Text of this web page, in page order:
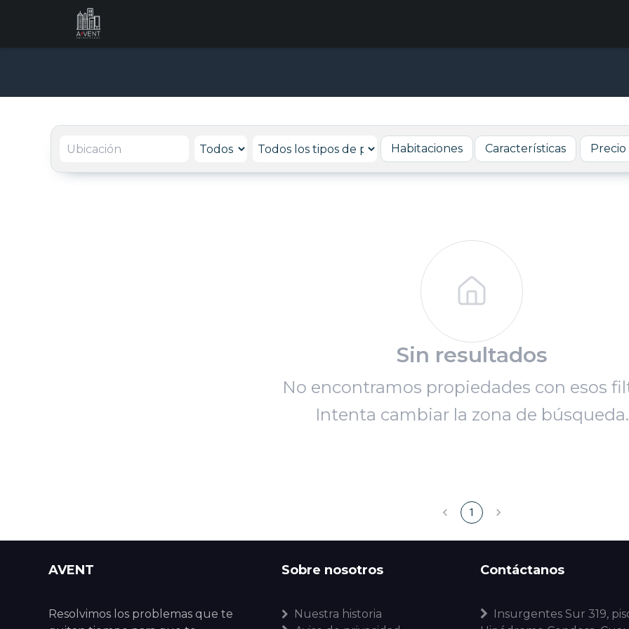
Precio
Habitaciones Características
Sin resultados
No encontramos propiedades con esos
Intenta cambiar la zona de búsqueda.
1
AVENT
Resolvimos los problemas que te
Sobre nosotros
Nuestra historia
Contáctanos
Insurgentes Sur 319,